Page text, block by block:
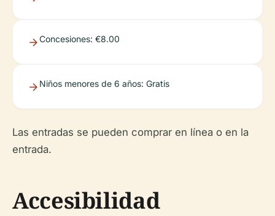
Concesiones: €8.00
Niños menores de 6 años: Gratis
Las entradas se pueden comprar en línea o en la
entrada.
Accesibilidad